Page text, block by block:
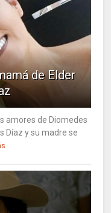
de Elder
amores de Diomedes
Díaz y su madre se